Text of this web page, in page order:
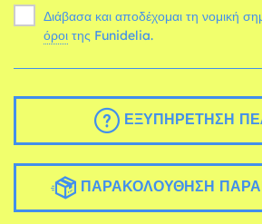
Διάβασα και αποδέχομαι τη νομική
όροι της Funidelia.
ΕΞΥΠΗΡΈΤΗΣΗ
ΠΑΡΑΚΟΛΟΎΘΗΣΗ